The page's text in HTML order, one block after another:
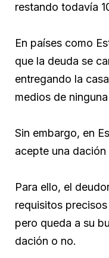
restando todavía
En países como
que la deuda se
entregando la
medios de
Sin embargo, en
acepte una dación
Para ello, el
requisitos
pero queda a su
dación o no.